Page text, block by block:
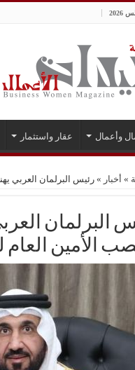
وأعمال عقار واستثمار
» أخبار » رئيس البرلمان العربي
البرلمان
الأمين العام